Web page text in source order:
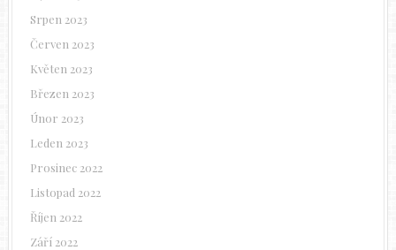
Srpen 2023
Červen 2023
Květen 2023
Březen 2023
Únor 2023
Leden 2023
Prosinec 2022
Listopad 2022
Říjen 2022
Září 2022